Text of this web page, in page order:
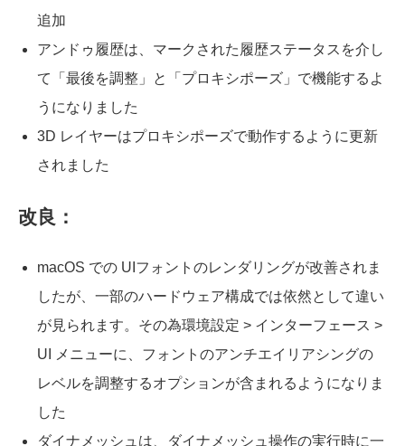
追加
アンドゥ履歴は、マークされた履歴ステータスを介し
て「最後を調整」と「プロキシポーズ」で機能するよ
うになりました
3D レイヤーはプロキシポーズで動作するように更新
されました
改良：
macOS での UIフォントのレンダリングが改善されま
したが、一部のハードウェア構成では依然として違い
が見られます。その為環境設定 > インターフェース >
UI メニューに、フォントのアンチエイリアシングの
レベルを調整するオプションが含まれるようになりま
した
ダイナメッシュは、ダイナメッシュ操作の実行時に一